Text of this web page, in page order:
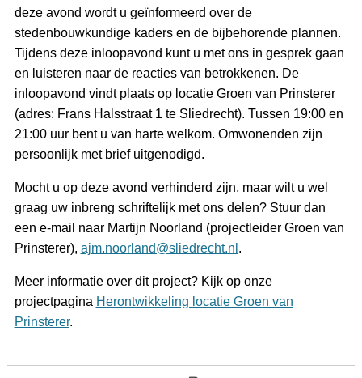
deze avond wordt u geïnformeerd over de
stedenbouwkundige kaders en de bijbehorende plannen.
Tijdens deze inloopavond kunt u met ons in gesprek gaan
en luisteren naar de reacties van betrokkenen. De
inloopavond vindt plaats op locatie Groen van Prinsterer
(adres: Frans Halsstraat 1 te Sliedrecht). Tussen 19:00 en
21:00 uur bent u van harte welkom. Omwonenden zijn
persoonlijk met brief uitgenodigd.
Mocht u op deze avond verhinderd zijn, maar wilt u wel
graag uw inbreng schriftelijk met ons delen? Stuur dan
een e-mail naar Martijn Noorland (projectleider Groen van
Prinsterer), ajm.noorland@sliedrecht.nl .
Meer informatie over dit project? Kijk op onze
projectpagina Herontwikkeling locatie Groen van
Prinsterer.